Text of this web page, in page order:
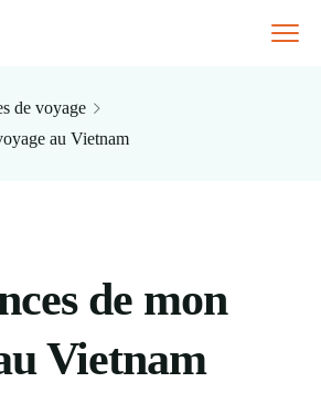
de voyage
au Vietnam
de mon
Vietnam